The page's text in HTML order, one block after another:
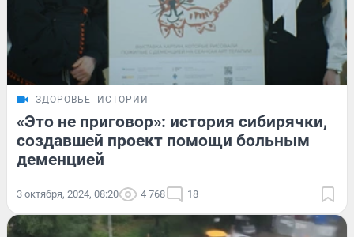
ЗДОРОВЬЕ ИСТОРИИ
«Это не приговор»: история сибирячки,
создавшей проект помощи больным
деменцией
3 октября, 2024, 08:20 4 768 18